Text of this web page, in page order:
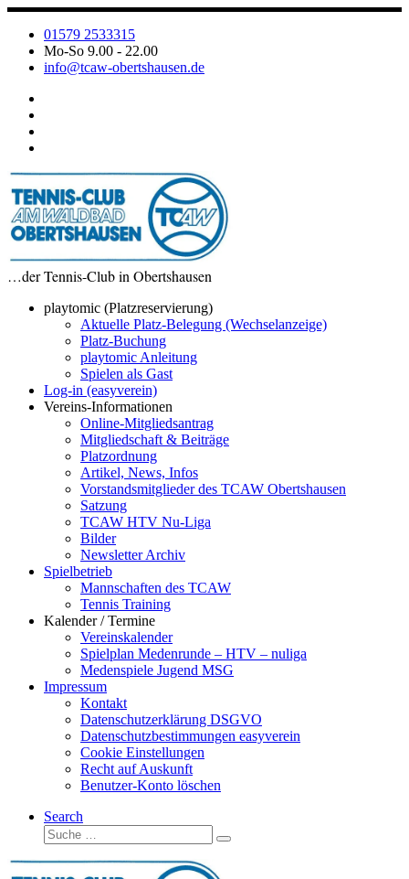
Zum
Inhalt
springen
01579 2533315
Mo-So 9.00 - 22.00
info@tcaw-obertshausen.de
…der Tennis-Club in Obertshausen
playtomic (Platzreservierung)
Aktuelle Platz-Belegung (Wechselanzeige)
Platz-Buchung
playtomic Anleitung
Spielen als Gast
Log-in (easyverein)
Vereins-Informationen
Online-Mitgliedsantrag
Mitgliedschaft & Beiträge
Platzordnung
Artikel, News, Infos
Vorstandsmitglieder des TCAW Obertshausen
Satzung
TCAW HTV Nu-Liga
Bilder
Newsletter Archiv
Spielbetrieb
Mannschaften des TCAW
Tennis Training
Kalender / Termine
Vereinskalender
Spielplan Medenrunde – HTV – nuliga
Medenspiele Jugend MSG
Impressum
Kontakt
Datenschutzerklärung DSGVO
Datenschutzbestimmungen easyverein
Cookie Einstellungen
Recht auf Auskunft
Benutzer-Konto löschen
Search
Suche
Suche